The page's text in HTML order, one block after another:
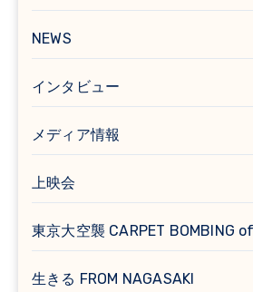
NEWS
インタビュー
メディア情報
上映会
東京大空襲 CARPET BOMBING
生きる FROM NAGASAKI